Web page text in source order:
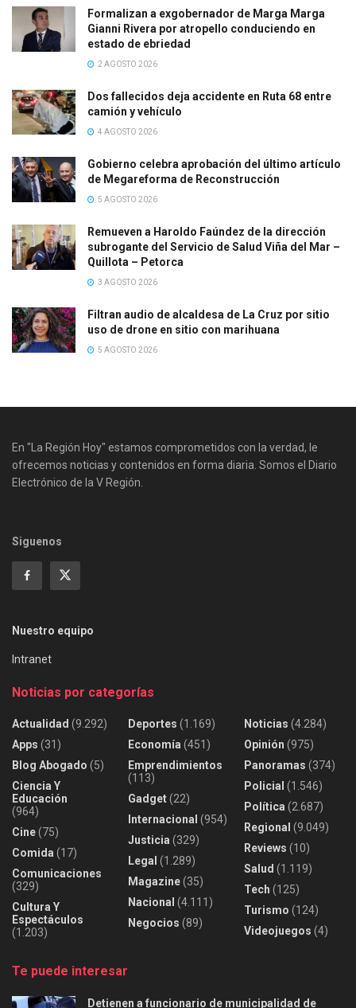
Formalizan a exgobernador de Marga Marga
Gianni Rivera por atropello conduciendo en
estado de ebriedad
2 AGOSTO 2026
Dos fallecidos deja accidente en Ruta 68 entre
camión y vehículo
4 AGOSTO 2026
Gobierno celebra aprobación del último artículo
de Megareforma de Reconstrucción
5 AGOSTO 2026
Remueven a Haroldo Faúndez de la dirección
subrogante del Servicio de Salud Viña del Mar –
Quillota – Petorca
3 AGOSTO 2026
Filtran audio de alcaldesa de La Cruz por sitio
uso de drone en sitio con marihuana
5 AGOSTO 2026
En "La Región Hoy" estamos comprometidos con la verdad, le
ofrecemos noticias y contenidos en forma diaria. Somos el Diario
Electrónico de la V Región.
Siguenos
Nuestro equipo
Intranet
Noticias por categorías
Actualidad (9.292)
Apps (31)
Blog Abogado (5)
Ciencia Y
Educación
(964)
Cine(75)
Comida (17)
Comunicaciones
(329)
Cultura Y
Espectáculos
(1.203)
Deportes (1.169)
Economía (451)
Emprendimientos
(113)
Gadget(22)
Internacional (954)
Justicia (329)
Legal (1.289)
Magazine(35)
Nacional (4.111)
Negocios (89)
Noticias (4.284)
Opinión (975)
Panoramas (374)
Policial (1.546)
Política (2.687)
Regional (9.049)
Reviews (10)
Salud (1.119)
Tech (125)
Turismo (124)
Videojuegos (4)
Te puede interesar
Detienen a funcionario de municipalidad de